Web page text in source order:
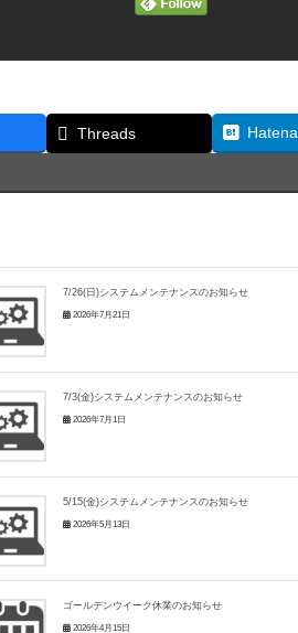
Threads Hatena
7/26(日)システムメンテナンスのお知らせ
2026年7月21日
7/3(金)システムメンテナンスのお知らせ
2026年7月1日
5/15(金)システムメンテナンスのお知らせ
2026年5月13日
ゴールデンウイーク休業のお知らせ
2026年4月15日